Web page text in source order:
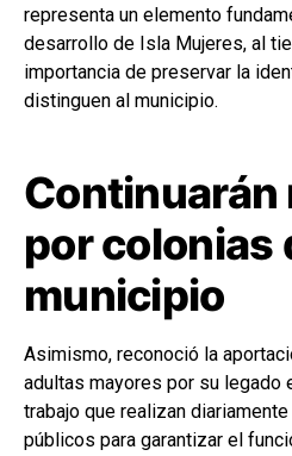
representa un elemento
desarrollo de Isla Mujeres, al
importancia de preservar la
distinguen al municipio.
por colonias
municipio
Asimismo, reconoció la
adultas mayores por su legado
trabajo que realizan
públicos para garantizar el